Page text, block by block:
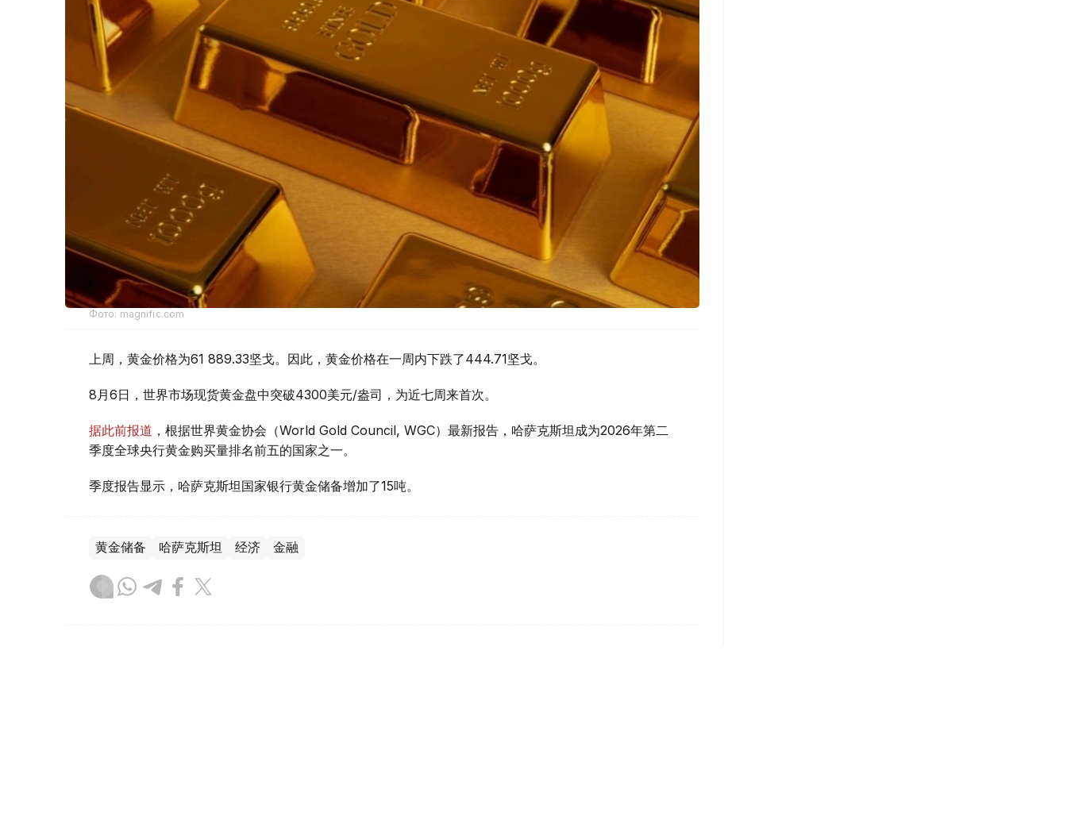
Фото: magnific.com
上周，黄金价格为61 889.33坚戈。因此，黄金价格在一周内下跌了444.71坚戈。
8月6日，世界市场现货黄金盘中突破4300美元/盎司，为近七周来首次。
据此前报道 ，根据世界黄金协会（World Gold Council, WGC）最新报告，哈萨克斯坦成为2026年第二
季度全球央行黄金购买量排名前五的国家之一。
季度报告显示，哈萨克斯坦国家银行黄金储备增加了15吨。
黄金储备 哈萨克斯坦 经济 金融